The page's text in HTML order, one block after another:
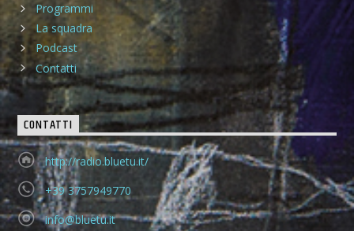
Programmi
La squadra
Podcast
Contatti
CONTATTI
http://radio.bluetu.it/
+39 3757949770
info@bluetu.it